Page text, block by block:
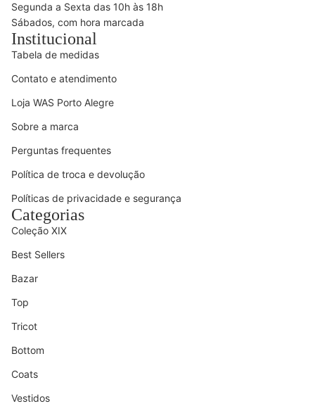
Segunda a Sexta das 10h às 18h
Sábados, com hora marcada
Institucional
Tabela de medidas
Contato e atendimento
Loja WAS Porto Alegre
Sobre a marca
Perguntas frequentes
Política de troca e devolução
Políticas de privacidade e segurança
Categorias
Coleção XIX
Best Sellers
Bazar
Top
Tricot
Bottom
Coats
Vestidos